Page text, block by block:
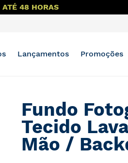
DO WHATSAPP
Lançamentos Promoções
Fundo
Tecido
Mão /